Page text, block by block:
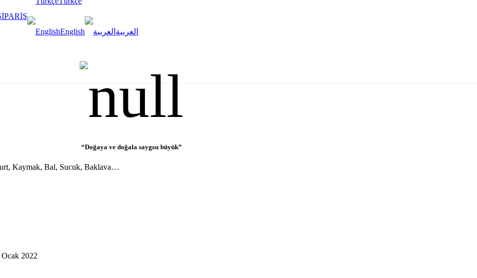
English العربية
“Doğaya ve doğala saygısı büyük”
Kaymak, Bal, Sucuk, Baklava…
Ocak 2022